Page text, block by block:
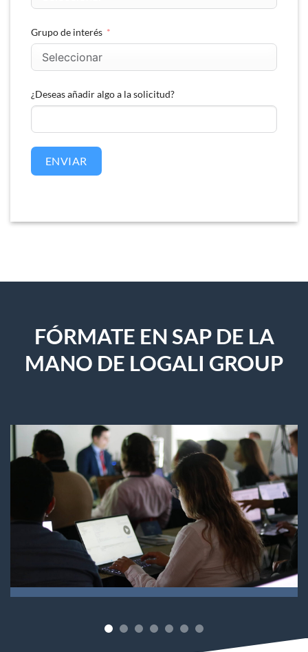
Grupo de interés
¿Deseas añadir algo a la solicitud?
ENVIAR
FÓRMATE EN SAP DE LA
MANO DE LOGALI GROUP